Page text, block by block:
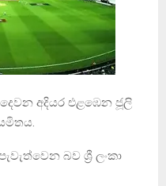
දෙවන අදියර එළඹෙන ජූලි
බව ශ්‍රී ලංකා